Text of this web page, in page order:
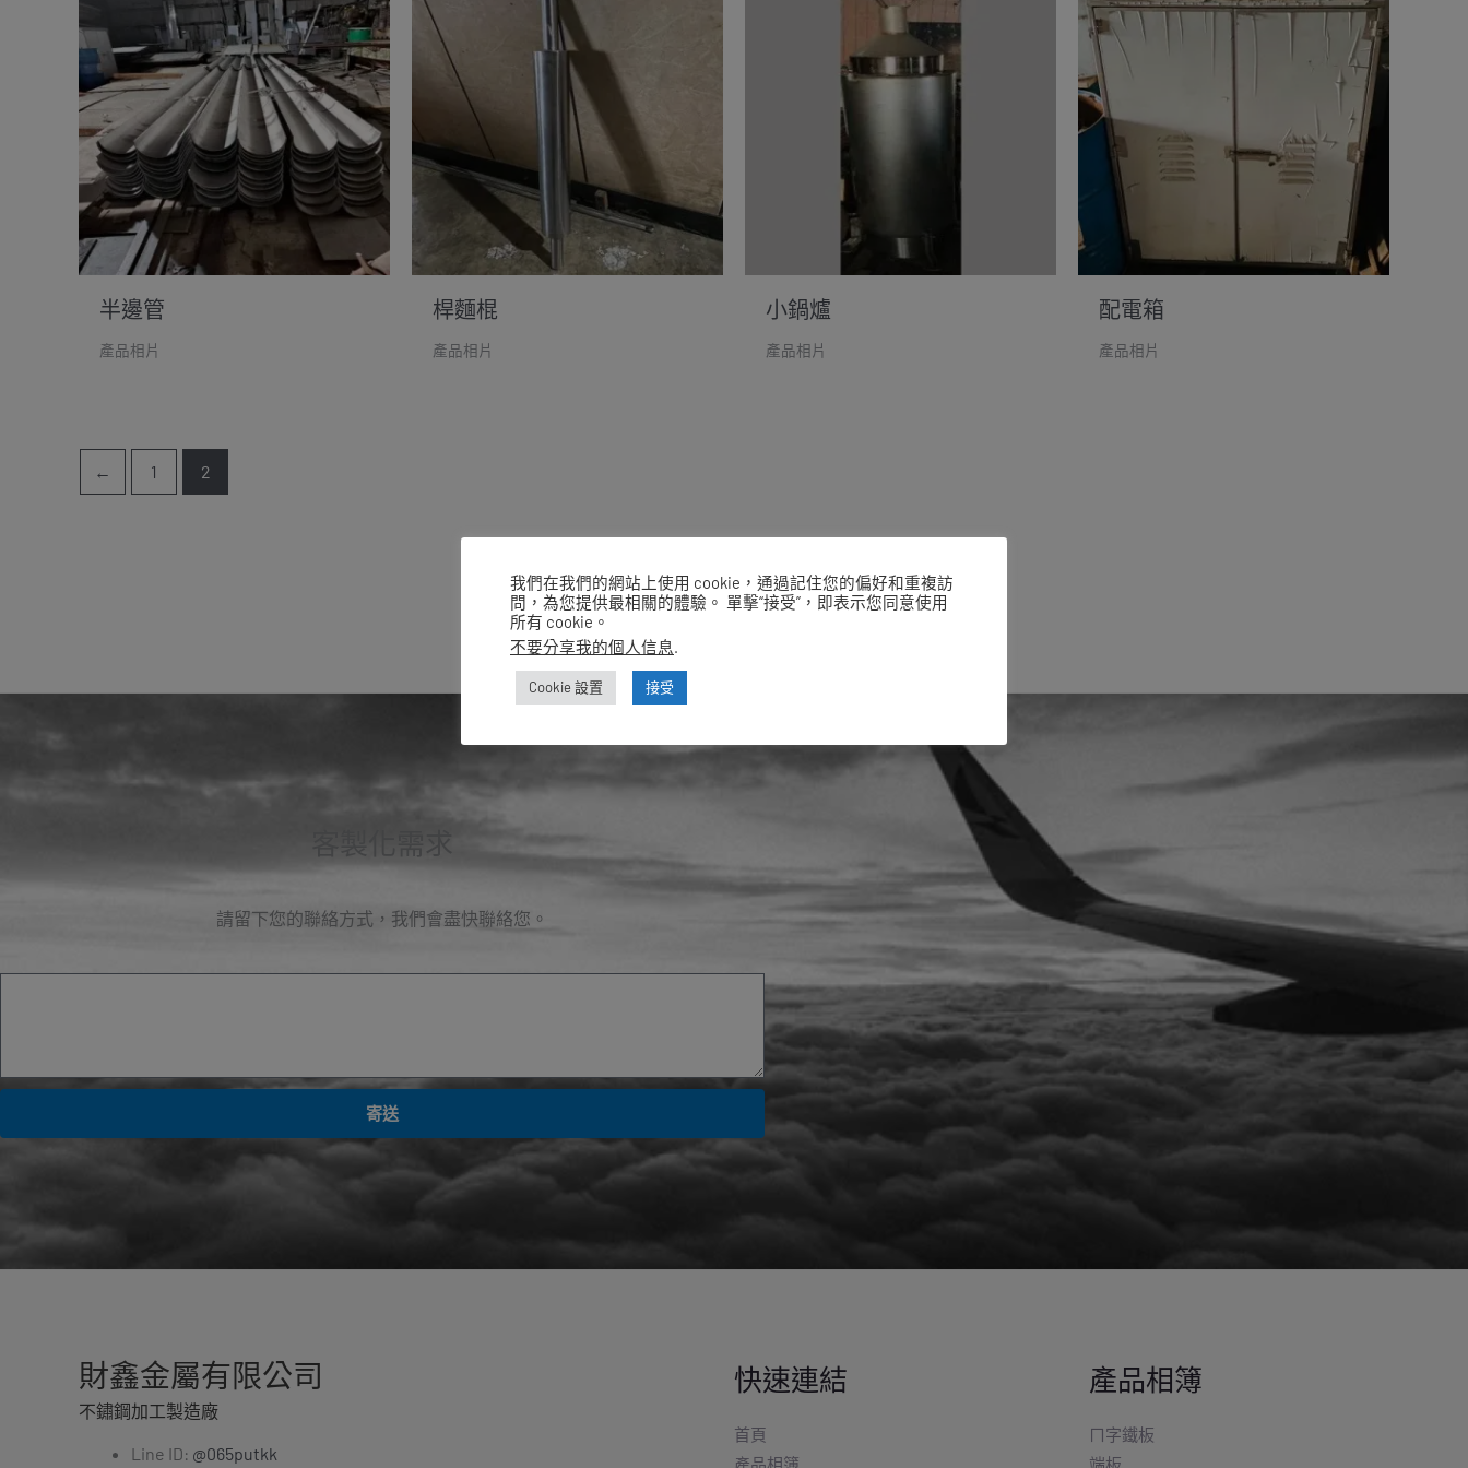
半邊管
產品相片
桿麵棍
產品相片
小鍋爐
產品相片
配電箱
產品相片
← 1 2
請留下您的聯絡方式，我們會盡快聯絡您。
寄送
財鑫金屬有限公司
不鏽鋼加工製造廠
Line ID: @065putkk
快速連結
首頁
產品相簿
產品相簿
ㄇ字鐵板
端板
我們在我們的網站上使用 cookie，通過記住您的偏好和重複訪
問，為您提供最相關的體驗。 單擊“接受”，即表示您同意使用
所有 cookie。
不要分享我的個人信息.
Cookie 設置 接受